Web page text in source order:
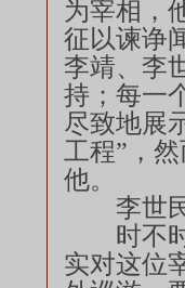
为宰相，
征以谏诤
李靖、李
持；每一
尽致地展
工程”，
他。
李世民
时不时
实对这位